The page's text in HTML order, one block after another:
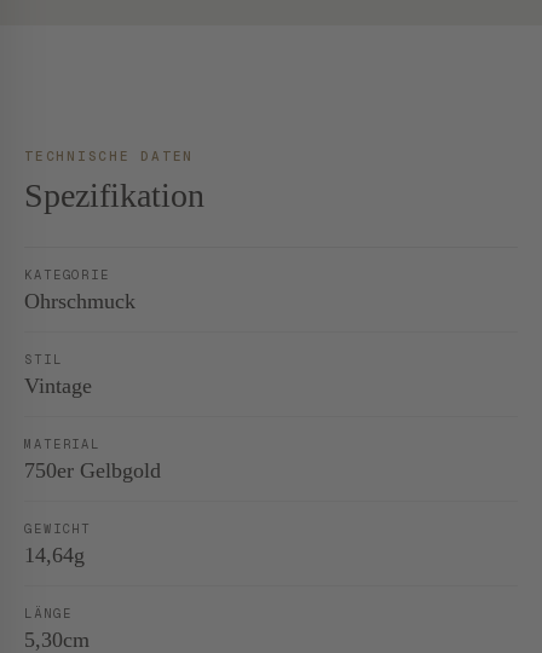
TECHNISCHE DATEN
Spezifikation
KATEGORIE
Ohrschmuck
STIL
Vintage
MATERIAL
750er Gelbgold
GEWICHT
14,64g
LÄNGE
5,30cm